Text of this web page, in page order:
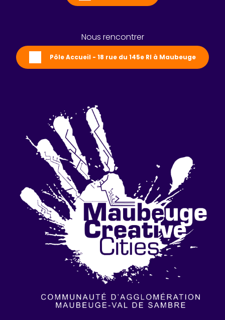
Nous rencontrer
Pôle Accueil - 18 rue du 145e RI à Maubeuge